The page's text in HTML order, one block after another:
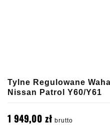
Tylne Regulowane
Nissan Patrol Y60/Y61
1 949,00 zł brutto